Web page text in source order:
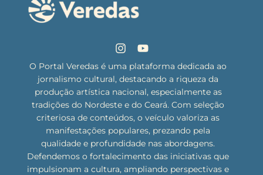
O Portal Veredas é uma plataforma dedicada ao
jornalismo cultural, destacando a riqueza da
produção artística nacional, especialmente as
tradições do Nordeste e do Ceará. Com seleção
criteriosa de conteúdos, o veículo valoriza as
manifestações populares, prezando pela
qualidade e profundidade nas abordagens.
Defendemos o fortalecimento das iniciativas que
impulsionam a cultura, ampliando perspectivas e